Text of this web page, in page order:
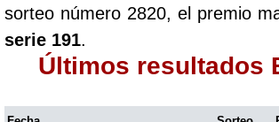
sorteo número 2820, el premio
serie 191.
Últimos resultados